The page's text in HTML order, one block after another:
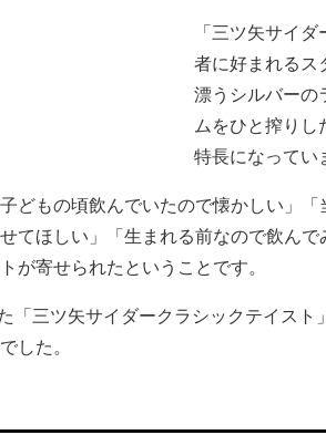
「三ツ矢サイ
者に好まれるス
漂うシルバーの
ムをひと搾り
特長になってい
どもの頃飲んでいたので懐かしい」
てほしい」「生まれる前なので飲ん
が寄せられたということです。
「三ツ矢サイダークラシックテイスト
した。